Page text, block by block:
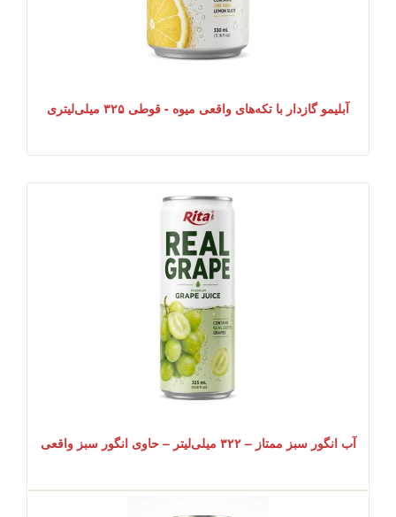
آبلیمو گازدار با تکه‌های واقعی میوه - قوطی ۳۲۵ میلی‌لیتری
آب انگور سبز ممتاز – ۳۲۲ میلی‌لیتر – حاوی انگور سبز واقعی